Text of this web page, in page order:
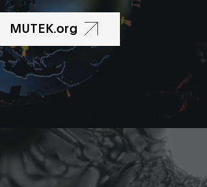
MUTEK.org